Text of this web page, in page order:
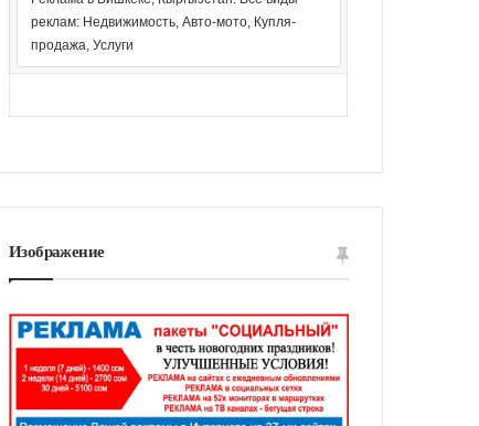
реклам: Недвижимость, Авто-мото, Купля-
продажа, Услуги
Изображение